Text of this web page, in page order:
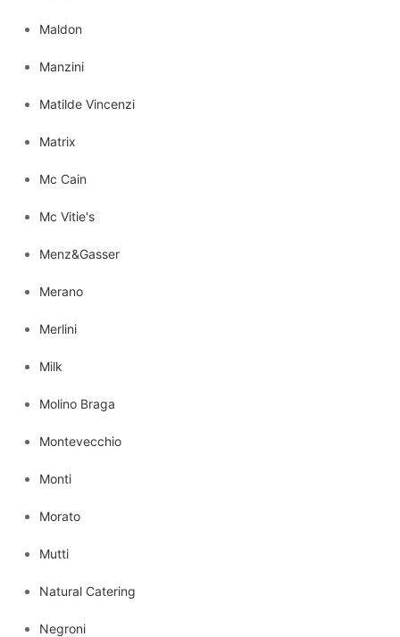
Maldon
Manzini
Matilde Vincenzi
Matrix
Mc Cain
Mc Vitie's
Menz&Gasser
Merano
Merlini
Milk
Molino Braga
Montevecchio
Monti
Morato
Mutti
Natural Catering
Negroni